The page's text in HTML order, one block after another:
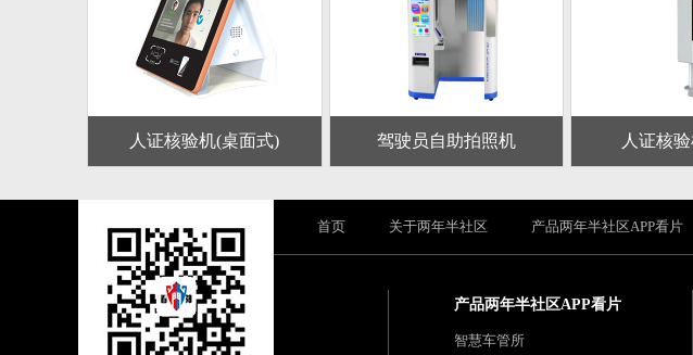
人证核验机(桌面式) 驾驶员自助拍照机 人证核
首页 关于两年半社区 产品两年半社区APP看片
产品两年半社区APP看片
智慧车管所